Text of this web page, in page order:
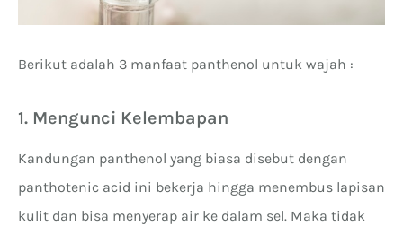
Berikut adalah 3 manfaat panthenol untuk wajah :
1. Mengunci Kelembapan
Kandungan panthenol yang biasa disebut dengan
panthotenic acid ini bekerja hingga menembus lapisan
kulit dan bisa menyerap air ke dalam sel. Maka tidak